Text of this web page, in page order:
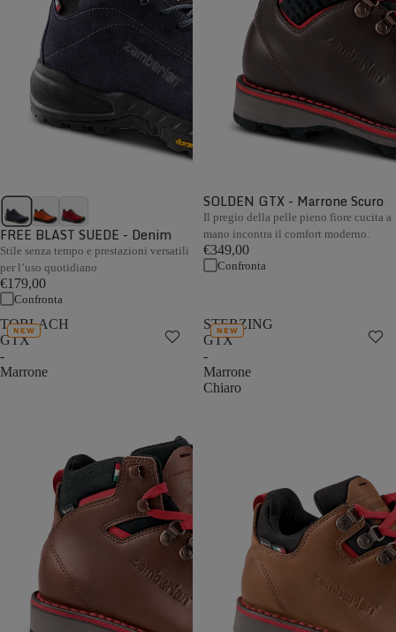
FREE BLAST SUEDE - Denim
Stile senza tempo e prestazioni versatili
per l’uso quotidiano
€179,00
Confronta
SOLDEN GTX - Marrone Scuro
Il pregio della pelle pieno fiore cucita a
mano incontra il comfort moderno.
€349,00
Confronta
TOBLACH
GTX
-
Marrone
NEW
STERZING
GTX
-
Marrone
Chiaro
NEW